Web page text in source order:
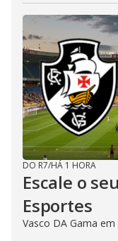
DO R7/HÁ 1 HORA
Escale o
Esportes
Vasco DA Gama